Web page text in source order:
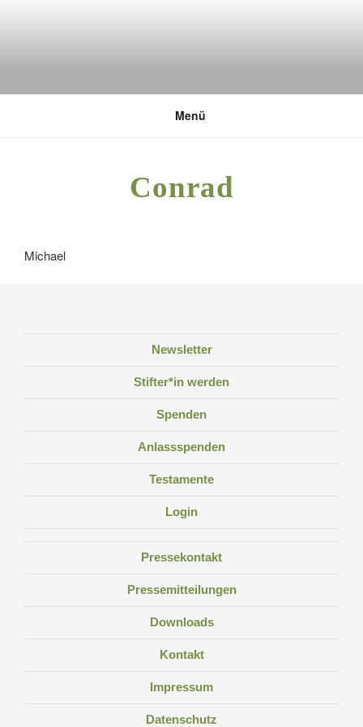
DEUTSCHE UMWELTSTIFTUNG
Menü
Conrad
Michael
Newsletter
Stifter*in werden
Spenden
Anlassspenden
Testamente
Login
Pressekontakt
Pressemitteilungen
Downloads
Kontakt
Impressum
Datenschutz